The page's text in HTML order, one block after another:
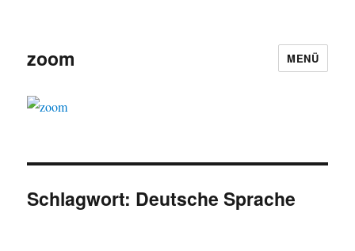
zoom MENÜ
Schlagwort: Deutsche Sprache